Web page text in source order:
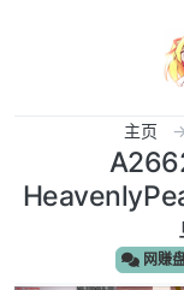
主页
网赚